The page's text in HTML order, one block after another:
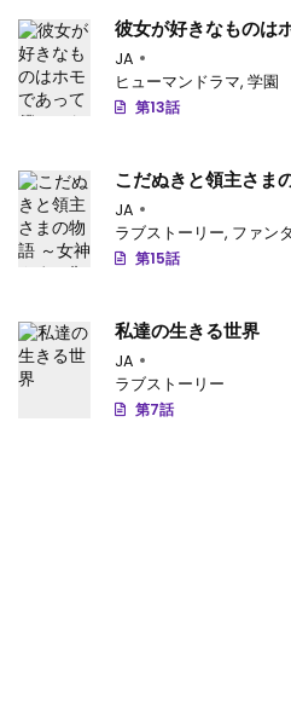
彼女が好きなものは
JA
ヒューマンドラマ, 学園
第13話
こだぬきと領主さま
～
JA
ラブストーリー, ファン
第15話
私達の生きる世界
JA
ラブストーリー
第7話